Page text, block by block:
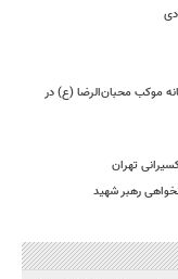
موکب محبان‌الرضا (ع) در
تهران
رهبر شهید